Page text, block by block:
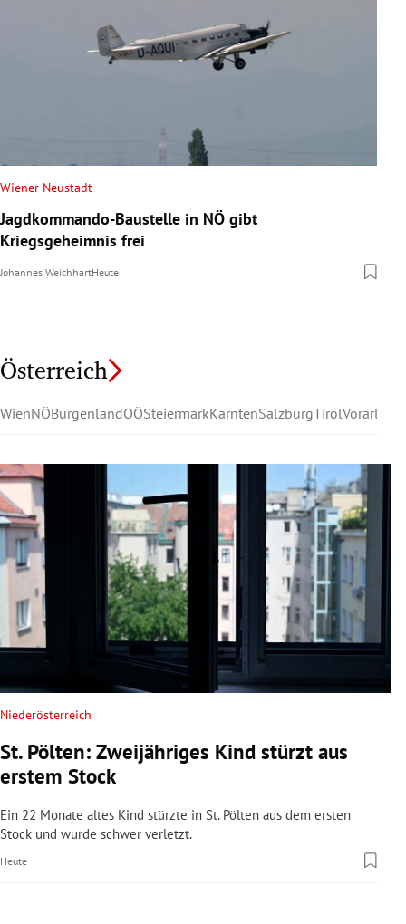
Wiener Neustadt
Jagdkommando-Baustelle in NÖ gibt
Kriegsgeheimnis frei
Johannes WeichhartHeute
Österreich
WienNÖBurgenlandOÖSteiermarkKärntenSalzburgTirolVorarlberg
Niederösterreich
St. Pölten: Zweijähriges Kind stürzt aus
erstem Stock
Ein 22 Monate altes Kind stürzte in St. Pölten aus dem ersten
Stock und wurde schwer verletzt.
Heute